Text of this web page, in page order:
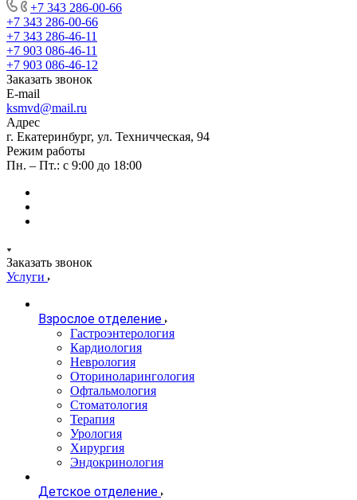
+7 343 286-00-66
+7 343 286-00-66
+7 343 286-46-11
+7 903 086-46-11
+7 903 086-46-12
Заказать звонок
E-mail
ksmvd@mail.ru
Адрес
г. Екатеринбург, ул. Техничческая, 94
Режим работы
Пн. – Пт.: с 9:00 до 18:00
Заказать звонок
Услуги
Взрослое отделение
Гастроэнтерология
Кардиология
Неврология
Оториноларингология
Офтальмология
Стоматология
Терапия
Урология
Хирургия
Эндокринология
Детское отделение